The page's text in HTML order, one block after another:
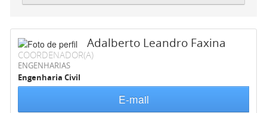
Adalberto Leandro Faxina
COORDENADOR(A)
ENGENHARIAS
Engenharia Civil
E-mail